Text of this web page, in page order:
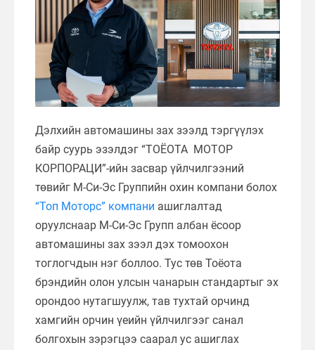
Дэлхийн автомашины зах зээлд тэргүүлэх
байр суурь эзэлдэг “ТОЁОТА МОТОР
КОРПОРАЦИ”-ийн засвар үйлчилгээний
төвийг М-Си-Эс Группийн охин компани болох
“Топ Моторс” компани ашиглалтад
оруулснаар М-Си-Эс Групп албан ёсоор
автомашины зах зээл дэх томоохон
тоглогчдын нэг боллоо. Тус төв Тоёота
брэндийн олон улсын чанарын стандартыг эх
орондоо нутагшуулж, тав тухтай орчинд
хамгийн орчин үеийн үйлчилгээг санал
болгохын зэрэгцээ саарал ус ашиглах